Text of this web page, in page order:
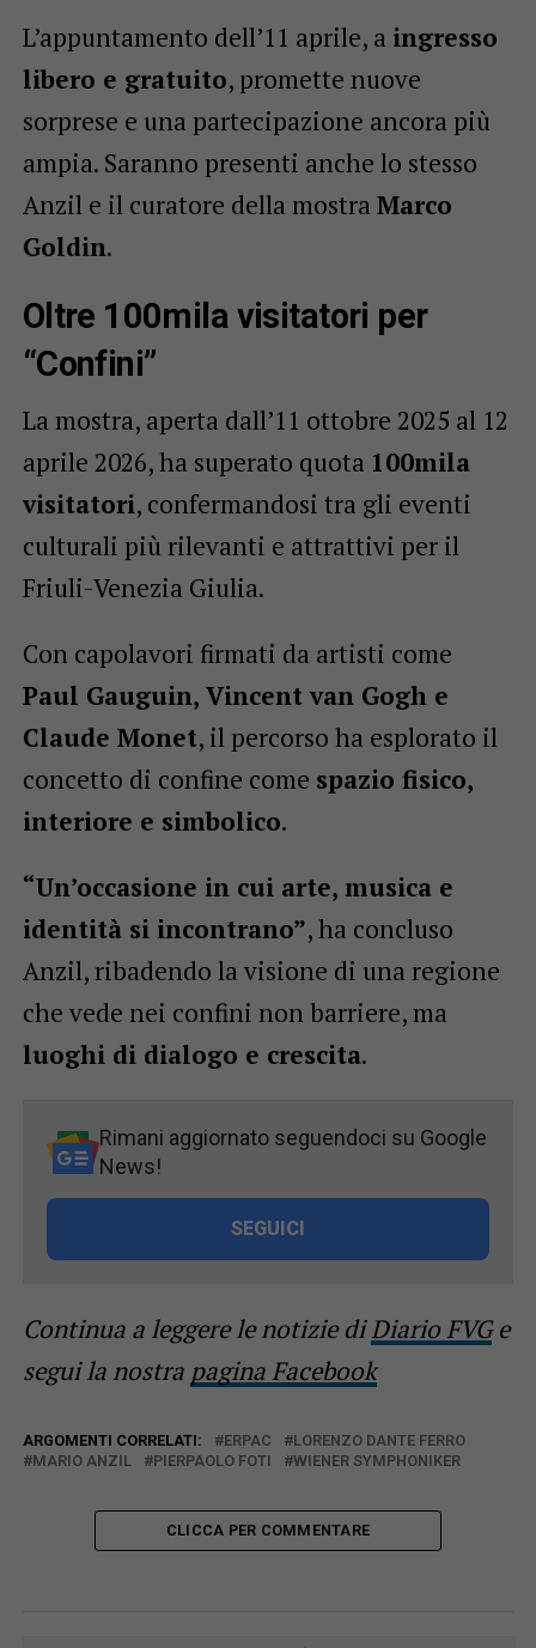
L’appuntamento dell’11 aprile, a ingresso
libero e gratuito, promette nuove
sorprese e una partecipazione ancora più
ampia. Saranno presenti anche lo stesso
Anzil e il curatore della mostra Marco
Goldin.
Oltre 100mila visitatori per
“Confini”
La mostra, aperta dall’11 ottobre 2025 al 12
aprile 2026, ha superato quota 100mila
visitatori, confermandosi tra gli eventi
culturali più rilevanti e attrattivi per il
Friuli-Venezia Giulia.
Con capolavori firmati da artisti come
Paul Gauguin, Vincent van Gogh e
Claude Monet, il percorso ha esplorato il
concetto di confine come spazio fisico,
interiore e simbolico.
“Un’occasione in cui arte, musica e
identità si incontrano”, ha concluso
Anzil, ribadendo la visione di una regione
che vede nei confini non barriere, ma
luoghi di dialogo e crescita.
Rimani aggiornato seguendoci su Google
News!
SEGUICI
Continua a leggere le notizie diDiario FVGe
segui la nostra pagina Facebook
ARGOMENTI CORRELATI: ERPAC
LORENZO DANTE FERRO
MARIO ANZIL
PIERPAOLO FOTI WIENER SYMPHONIKER
CLICCA PER COMMENTARE